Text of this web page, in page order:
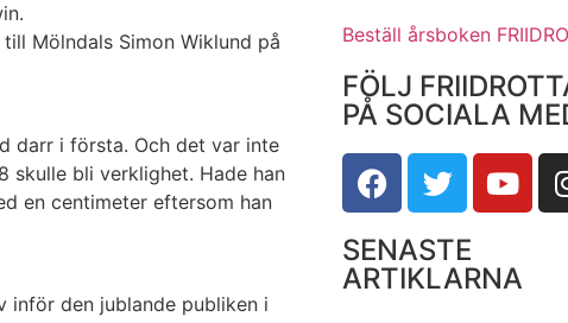
Mölndals Simon Wiklund på
darr i första. Och det var inte
skulle bli verklighet. Hade han
en centimeter eftersom han
inför den jublande publiken i
Beställ årsboken
FÖLJ
PÅ SOCIALA
SENASTE
ARTIKLARNA